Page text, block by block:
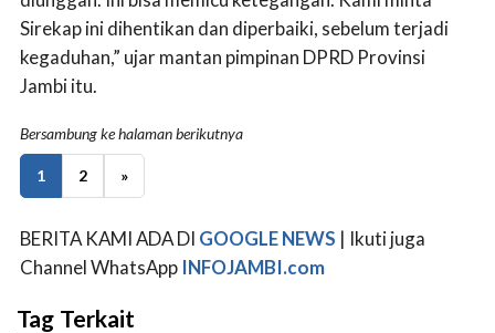
Sirekap ini dihentikan dan diperbaiki, sebelum terjadi
kegaduhan,” ujar mantan pimpinan DPRD Provinsi
Jambi itu.
Bersambung ke halaman berikutnya
1 2 »
BERITA KAMI ADA DI GOOGLE NEWS | Ikuti juga
Channel WhatsApp INFOJAMBI.com
Tag Terkait